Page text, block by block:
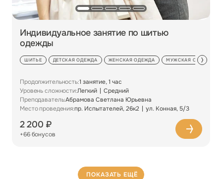
Индивидуальное занятие по шитью
одежды
ШИТЬЕ ДЕТСКАЯ ОДЕЖДА ЖЕНСКАЯ ОДЕЖДА МУЖСКАЯ ОДЕЖДА
Продолжительность:1 занятие, 1 час
Уровень сложности:Легкий
Средний
Преподаватель:Абрамова Светлана Юрьевна
Место проведения:пр. Испытателей, 26к2 ул. Конная, 5/3
2 200 ₽
+66 бонусов
ПОКАЗАТЬ ЕЩЁ